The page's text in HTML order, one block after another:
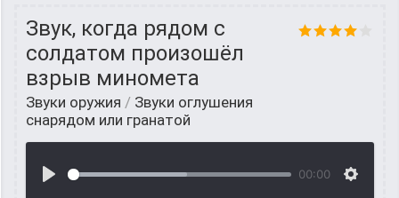
Звук, когда рядом с
солдатом произошёл
взрыв миномета
Звуки оружия / Звуки оглушения
снарядом или гранатой
00:00